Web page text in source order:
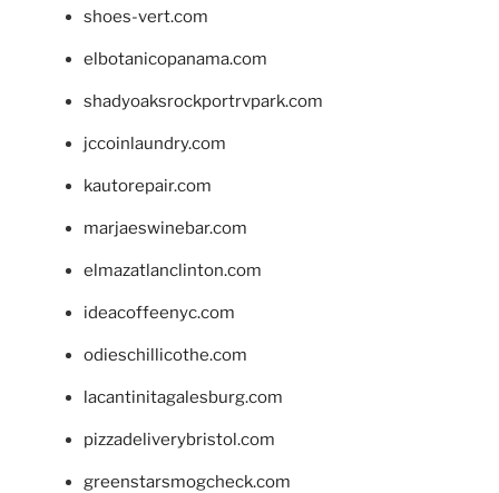
shoes-vert.com
elbotanicopanama.com
shadyoaksrockportrvpark.com
jccoinlaundry.com
kautorepair.com
marjaeswinebar.com
elmazatlanclinton.com
ideacoffeenyc.com
odieschillicothe.com
lacantinitagalesburg.com
pizzadeliverybristol.com
greenstarsmogcheck.com